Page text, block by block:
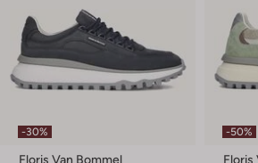
-30%
Floris Van Bommel
-50%
Floris